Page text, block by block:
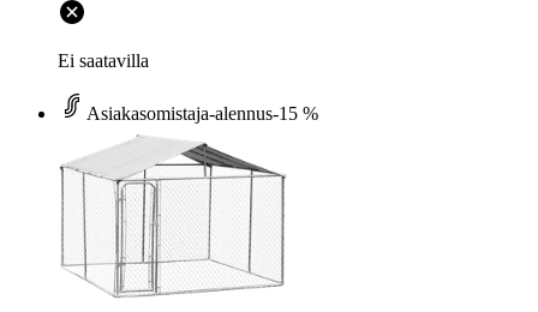
Ei saatavilla
Asiakasomistaja-alennus-15 %